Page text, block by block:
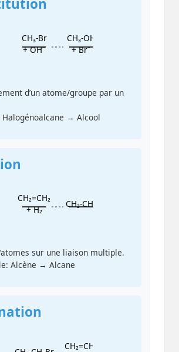
CH₃-Br
+ OH⁻
CH₃-OH
+ Br⁻
d’un atome/groupe par un
Halogénoalcane → Alcool
CH₂=CH₂
+ H₂
CH₃-CH₃
sur une liaison multiple.
Alcène → Alcane
CH₂=CH₂